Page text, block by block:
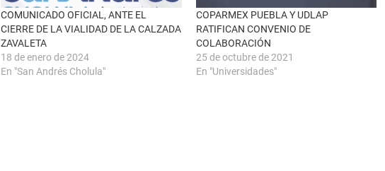
COMUNICADO OFICIAL, ANTE EL
CIERRE DE LA VIALIDAD DE LA CALZADA
ZAVALETA
18 de enero de 2024
En "San Andrés Cholula"
COPARMEX PUEBLA Y UDLAP
RATIFICAN CONVENIO DE
COLABORACIÓN
25 de octubre de 2021
En "Universidades"